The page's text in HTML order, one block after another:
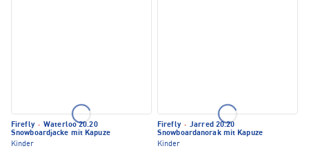
Firefly · Waterloo 20.20
Snowboardjacke mit Kapuze
Kinder
Firefly · Jarred 20.20
Snowboardanorak mit Kapuze
Kinder